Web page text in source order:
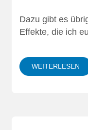
Dazu gibt es
Effekte, die ich
WEITERLESEN